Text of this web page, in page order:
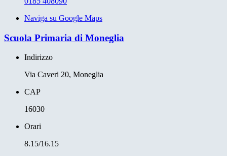
Naviga su Google Maps
Scuola Primaria di Moneglia
Indirizzo
Via Caveri 20, Moneglia
CAP
16030
Orari
8.15/16.15